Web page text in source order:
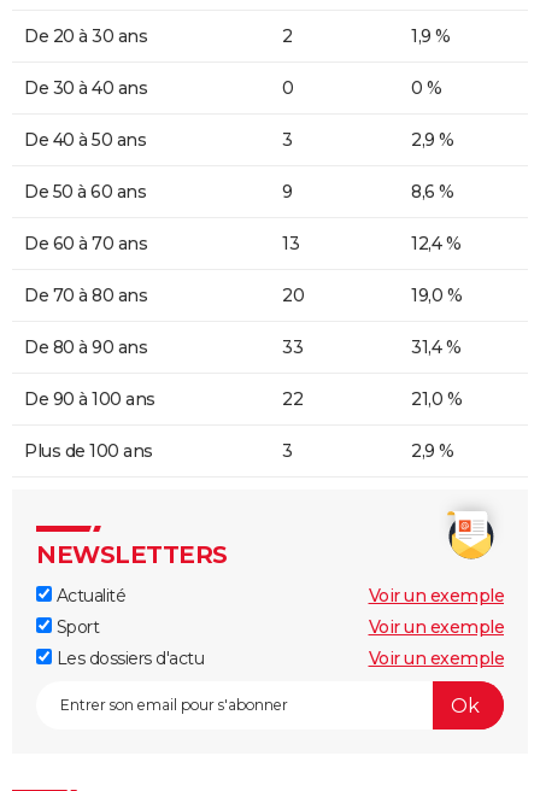
De 20 à 30 ans 2 1,9 %
De 30 à 40 ans 0 0 %
De 40 à 50 ans 3 2,9 %
De 50 à 60 ans 9 8,6 %
De 60 à 70 ans 13 12,4 %
De 70 à 80 ans 20 19,0 %
De 80 à 90 ans 33 31,4 %
De 90 à 100 ans 22 21,0 %
Plus de 100 ans 3 2,9 %
NEWSLETTERS
Actualité
Voir un exemple
Sport
Voir un exemple
Les dossiers d'actu
Voir un exemple